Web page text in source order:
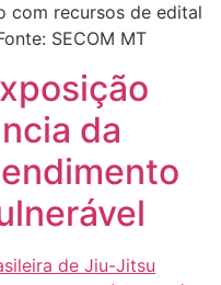
com recursos de edital
SECOM MT
da